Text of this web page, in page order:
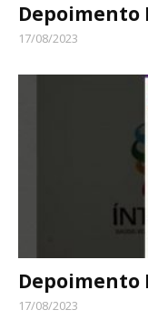
Depoimento
17/08/2023
Depoimento
17/08/2023